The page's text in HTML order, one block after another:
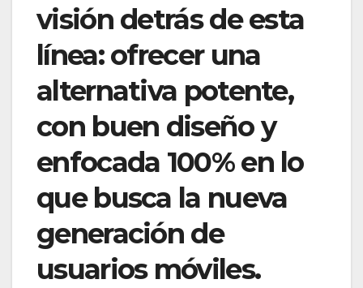
visión detrás de esta
línea: ofrecer una
alternativa potente,
con buen diseño y
enfocada 100% en lo
que busca la nueva
generación de
usuarios móviles.